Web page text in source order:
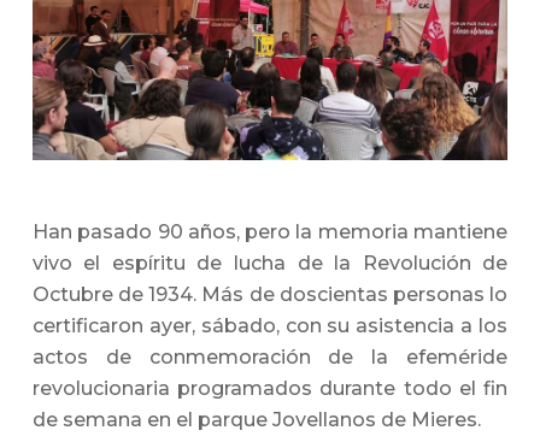
Han pasado 90 años, pero la memoria mantiene
vivo el espíritu de lucha de la Revolución de
Octubre de 1934. Más de doscientas personas lo
certificaron ayer, sábado, con su asistencia a los
actos de conmemoración de la efeméride
revolucionaria programados durante todo el fin
de semana en el parque Jovellanos de Mieres.